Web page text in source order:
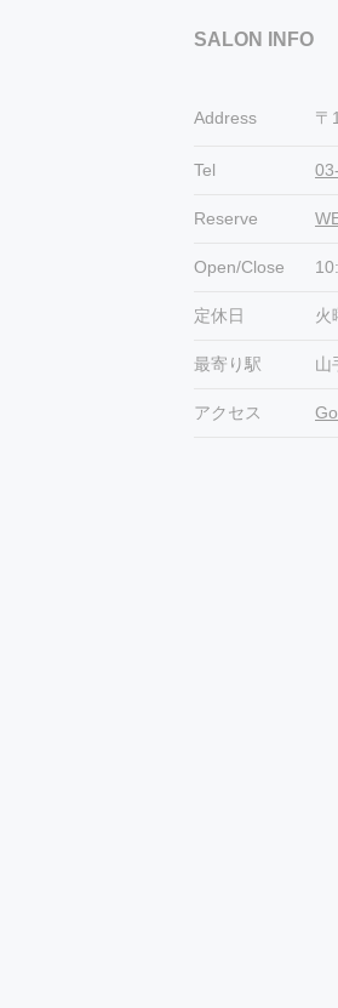
SALON INFO
Address 〒
Tel
Reserve
Open/Close
定休日 火
最寄り駅 山
アクセス